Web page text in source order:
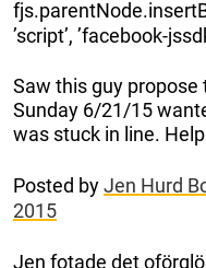
’script’, ’facebook-
Saw this guy propose
Sunday 6/21/15
was stuck in line.
Posted byJen Hurd
2015
Jen fotade det